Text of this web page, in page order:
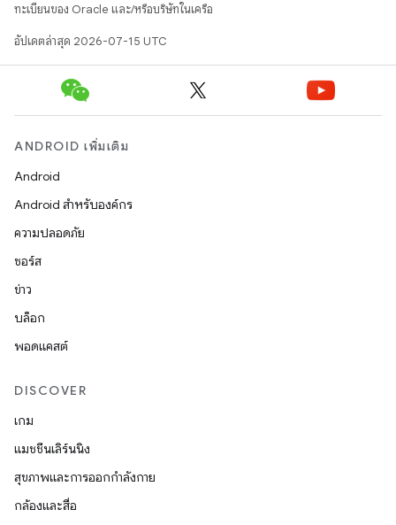
ทะเบียนของ Oracle และ/หรือบริษัทในเครือ
อัปเดตล่าสุด 2026-07-15 UTC
ANDROID เพิ่มเติม
Android
Android สำหรับองค์กร
ความปลอดภัย
ซอร์ส
ข่าว
บล็อก
พอดแคสต์
DISCOVER
เกม
แมชชีนเลิร์นนิง
สุขภาพและการออกกำลังกาย
กล้องและสื่อ